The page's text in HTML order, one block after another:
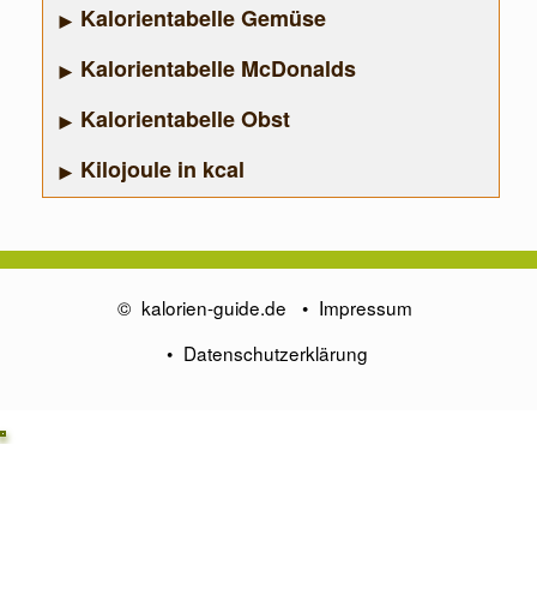
Kalorientabelle Gemüse
Kalorientabelle McDonalds
Kalorientabelle Obst
Kilojoule in kcal
© kalorien-guide.de • Impressum
• Datenschutzerklärung